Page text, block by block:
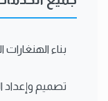
بناء الهنغارات
تصميم وإعداد